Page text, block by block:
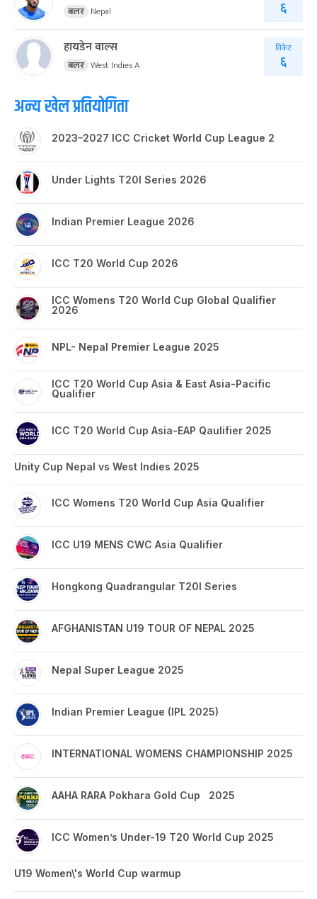
बलर Nepal ६
हायडेन वाल्स
बलर West Indies A
विकेट
६
अन्य खेल प्रतियोगिता
2023–2027 ICC Cricket World Cup League 2
Under Lights T20I Series 2026
Indian Premier League 2026
ICC T20 World Cup 2026
ICC Womens T20 World Cup Global Qualifier
2026
NPL- Nepal Premier League 2025
ICC T20 World Cup Asia & East Asia-Pacific
Qualifier
ICC T20 World Cup Asia-EAP Qaulifier 2025
Unity Cup Nepal vs West Indies 2025
ICC Womens T20 World Cup Asia Qualifier
ICC U19 MENS CWC Asia Qualifier
Hongkong Quadrangular T20I Series
AFGHANISTAN U19 TOUR OF NEPAL 2025
Nepal Super League 2025
Indian Premier League (IPL 2025)
INTERNATIONAL WOMENS CHAMPIONSHIP 2025
AAHA RARA Pokhara Gold Cup 2025
ICC Women’s Under-19 T20 World Cup 2025
U19 Women\'s World Cup warmup